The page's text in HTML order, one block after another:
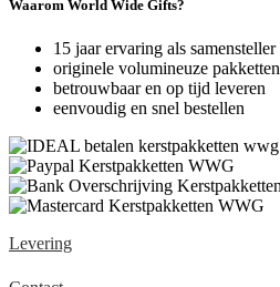
Waarom World Wide Gifts?
15 jaar ervaring als samensteller
originele volumineuze pakketten
betrouwbaar en op tijd leveren
eenvoudig en snel bestellen
Levering